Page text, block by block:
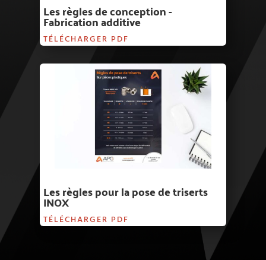
Les règles de conception -
Fabrication additive
TÉLÉCHARGER PDF
Les règles pour la pose de triserts
INOX
TÉLÉCHARGER PDF